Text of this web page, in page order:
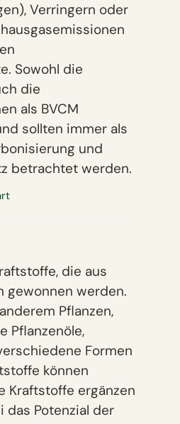
Verringern oder
Sowohl die
die
als BVCM
sollten immer als
und
betrachtet werden.
die aus
gewonnen werden.
Pflanzen,
Pflanzenöle,
Formen
können
Kraftstoffe ergänzen
das Potenzial der